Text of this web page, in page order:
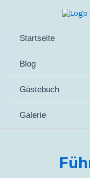
springenStartseite
Blog
Gästebuch
Galerie